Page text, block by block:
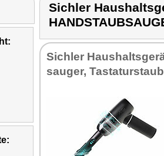
Sichler
Sich­ler
sau­ger,